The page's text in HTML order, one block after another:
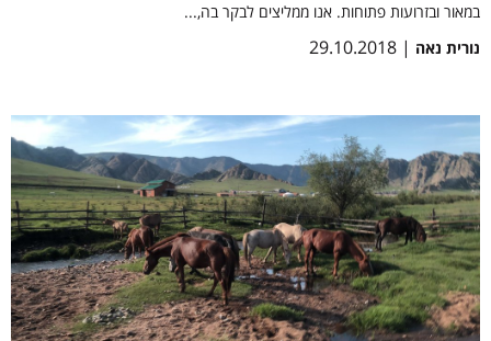
במאור ובזרועות פתוחות. אנו ממליצים לבקר בה,...
נורית נאה | 29.10.2018